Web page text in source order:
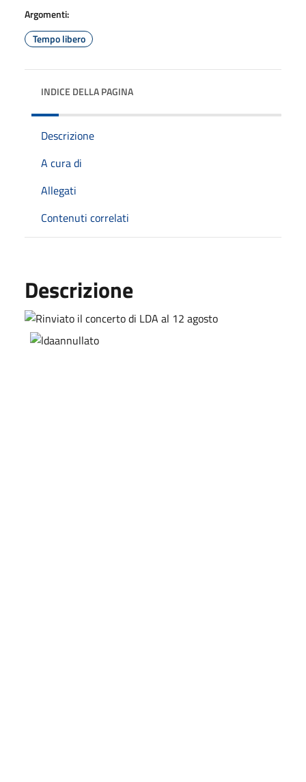
Argomenti:
Tempo libero
INDICE DELLA PAGINA
Descrizione
A cura di
Allegati
Contenuti correlati
Descrizione